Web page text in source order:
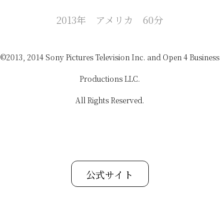
2013年 アメリカ 60分
©2013, 2014 Sony Pictures Television Inc. and Open 4 Business
Productions LLC.
All Rights Reserved.
公式サイト